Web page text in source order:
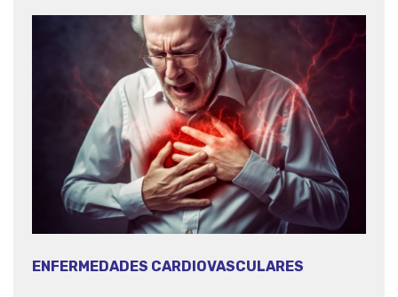
ENFERMEDADES CARDIOVASCULARES